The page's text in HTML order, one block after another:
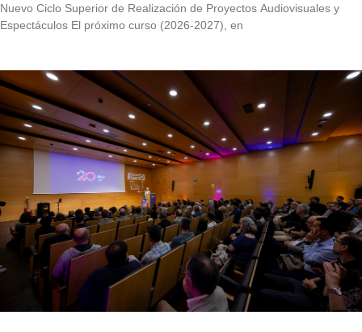
Nuevo Ciclo Superior de Realización de Proyectos Audiovisuales y
Espectáculos El próximo curso (2026-2027), en